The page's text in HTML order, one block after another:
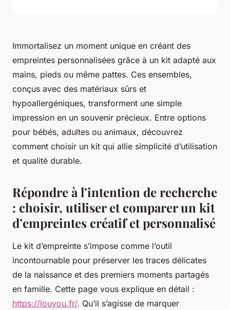
Immortalisez un moment unique en créant des
empreintes personnalisées grâce à un kit adapté aux
mains, pieds ou même pattes. Ces ensembles,
conçus avec des matériaux sûrs et
hypoallergéniques, transforment une simple
impression en un souvenir précieux. Entre options
pour bébés, adultes ou animaux, découvrez
comment choisir un kit qui allie simplicité d’utilisation
et qualité durable.
Répondre à l’intention de recherche
: choisir, utiliser et comparer un kit
d’empreintes créatif et personnalisé
Le kit d’empreinte s’impose comme l’outil
incontournable pour préserver les traces délicates
de la naissance et des premiers moments partagés
en famille. Cette page vous explique en détail :
https://louyou.fr/. Qu’il s’agisse de marquer